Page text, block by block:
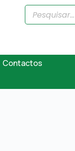
Contactos